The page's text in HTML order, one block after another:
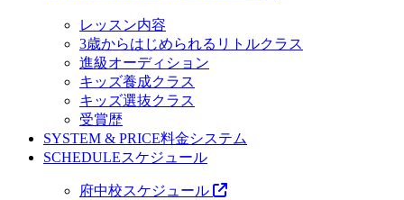
レッスン内容
3歳からはじめられるリトルクラス
進級オーディション
キッズ養成クラス
キッズ選抜クラス
受賞歴
SYSTEM & PRICE料金システム
SCHEDULEスケジュール
府中校スケジュール